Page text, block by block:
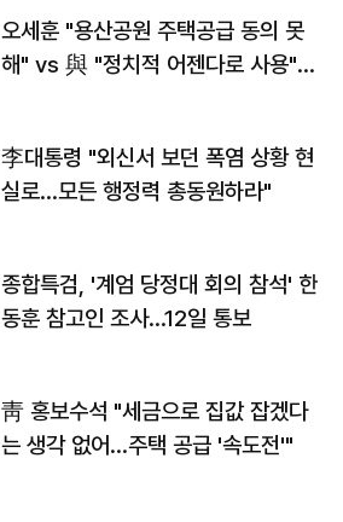
오세훈 "용산공원 주택공급 동의 못
해" vs 與 "정치적 어젠다로 사용"
李대통령 "외신서 보던 폭염 상황 현
실로…모든 행정력 총동원하라"
종합특검, '계엄 당정대 회의 참석' 한
동훈 참고인 조사...12일 통보
靑 홍보수석 "세금으로 집값 잡겠다
는 생각 없어…주택 공급 '속도전'"